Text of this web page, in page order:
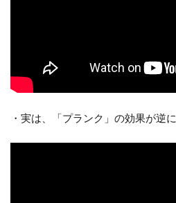
・実は、「プランク」の効果が逆に